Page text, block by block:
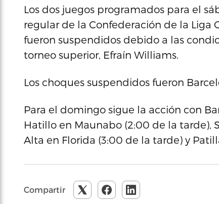
Los dos juegos programados para el
regular de la Confederación de la Liga
fueron suspendidos debido a las
torneo superior, Efraín Williams.
Los choques suspendidos fueron
Para el domingo sigue la acción con
Hatillo en Maunabo (2:00 de la tarde),
Alta en Florida (3:00 de la tarde) y
Compartir